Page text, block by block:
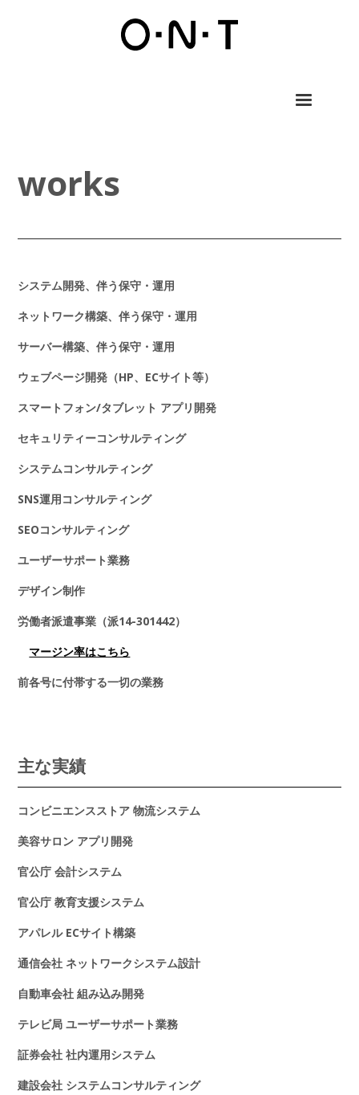
works
システム開発、伴う保守・運用
ネットワーク構築、伴う保守・運用
サーバー構築、伴う保守・運用
ウェブページ開発（HP、ECサイト等）
スマートフォン/タブレット アプリ開発
セキュリティーコンサルティング
システムコンサルティング
SNS運用コンサルティング
SEOコンサルティング
ユーザーサポート業務
デザイン制作
労働者派遣事業（派14-301442）
マージン率はこちら
前各号に付帯する一切の業務
主な実績
コンビニエンスストア 物流システム
美容サロン アプリ開発
官公庁 会計システム
官公庁 教育支援システム
アパレル ECサイト構築
通信会社 ネットワークシステム設計
自動車会社 組み込み開発
テレビ局 ユーザーサポート業務
証券会社 社内運用システム
建設会社 システムコンサルティング